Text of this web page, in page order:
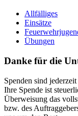
Allfälliges
Einsätze
Übungen
Danke für die
Spenden sind
Ihre Spende ist
Überweisung das
bzw. des